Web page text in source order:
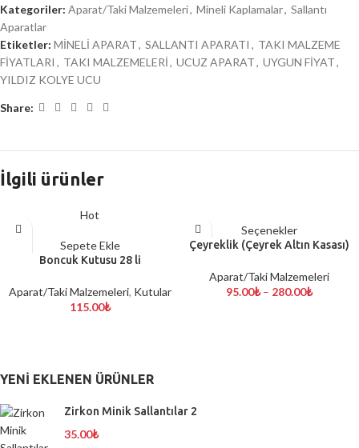
Kategoriler: Aparat/Taki Malzemeleri, Mineli Kaplamalar, Sallantı
Aparatlar
Etiketler: MİNELİ APARAT, SALLANTI APARATI , TAKI MALZEME
FİYATLARI , TAKI MALZEMELERİ, UCUZ APARAT, UYGUN FİYAT,
YILDIZ KOLYE UCU
Share:
İlgili ürünler
Hot
Sepete Ekle
Boncuk Kutusu 28 li
Aparat/Taki Malzemeleri, Kutular
115.00₺
Seçenekler
Çeyreklik (Çeyrek Altın Kasası)
Aparat/Taki Malzemeleri
95.00₺ – 280.00₺
YENI EKLENEN ÜRÜNLER
Zirkon Minik Sallantılar 2
35.00₺